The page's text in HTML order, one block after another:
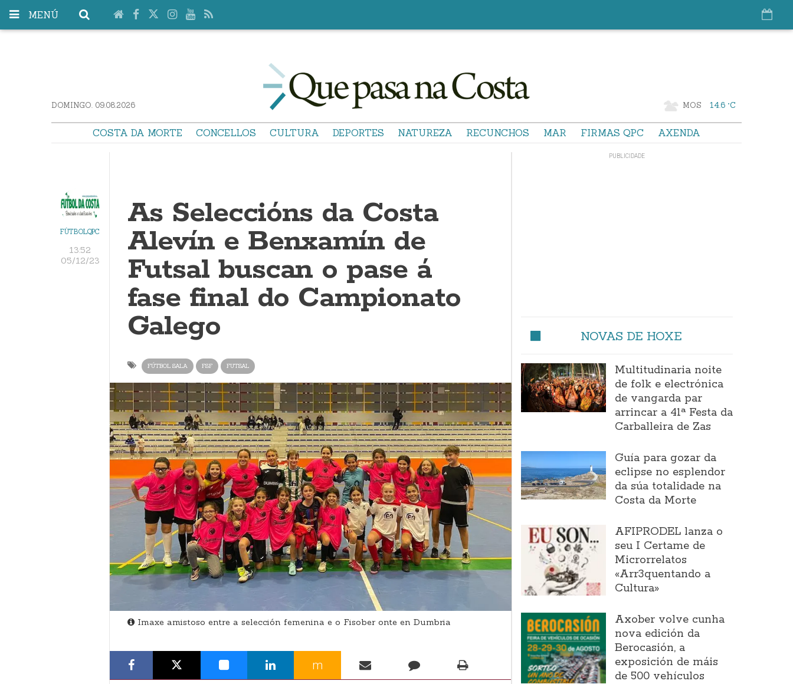
MENÚ
DOMINGO. 09.08.2026 MOS 14.6 °C
COSTA DA MORTE CONCELLOS CULTURA DEPORTES NATUREZA RECUNCHOS MAR FIRMAS QPC AXENDA
FÚTBOLQPC
13:52
05/12/23
As Seleccións da Costa
Alevín e Benxamín de
Futsal buscan o pase á
fase final do Campionato
Galego
FÚTBOL SALA FSF FUTSAL
Imaxe amistoso entre a selección femenina e o Fisober onte en Dumbria
m
NOVAS DE HOXE
Multitudinaria noite
de folk e electrónica
de vangarda par
arrincar a 41ª Festa da
Carballeira de Zas
Guía para gozar da
eclipse no esplendor
da súa totalidade na
Costa da Morte
AFIPRODEL lanza o
seu I Certame de
Microrrelatos
«Arr3quentando a
Cultura»
Axober volve cunha
nova edición da
Berocasión, a
exposición de máis
de 500 vehículos